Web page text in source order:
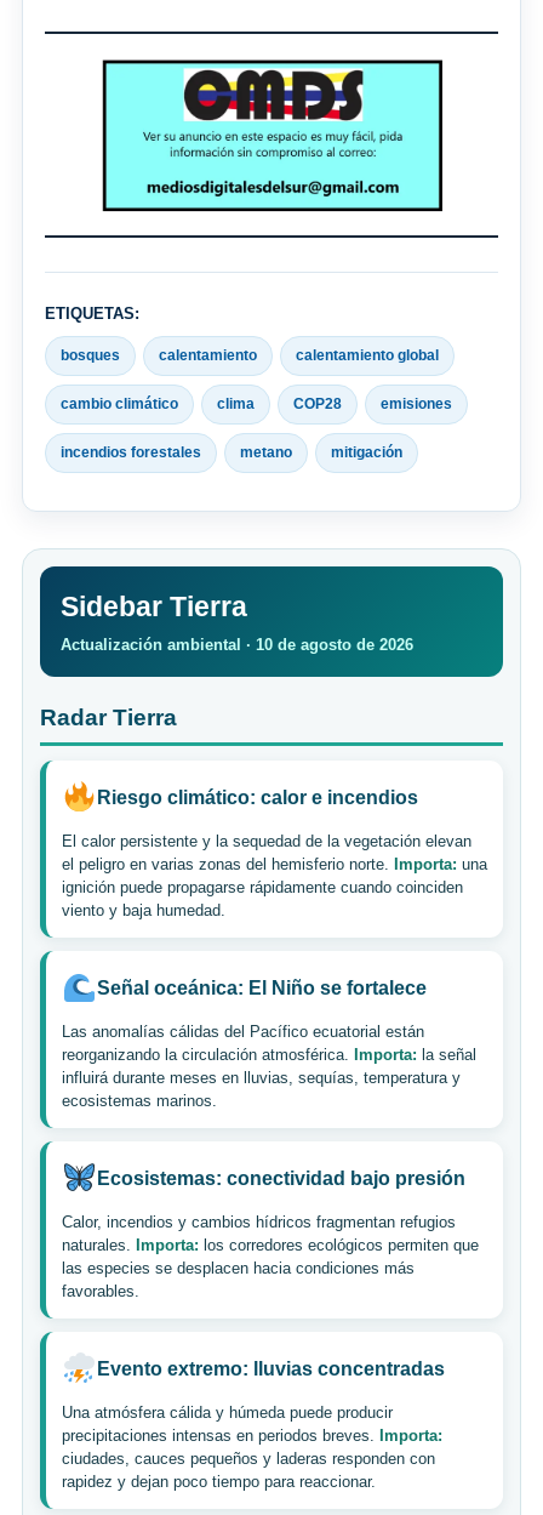
ETIQUETAS:
bosques calentamiento calentamiento global
cambio climático clima COP28 emisiones
incendios forestales metano mitigación
Sidebar Tierra
Actualización ambiental · 10 de agosto de 2026
Radar Tierra
Riesgo climático: calor e incendios
El calor persistente y la sequedad de la vegetación elevan
el peligro en varias zonas del hemisferio norte.
Importa: una
ignición puede propagarse rápidamente cuando coinciden
viento y baja humedad.
Señal oceánica: El Niño se fortalece
Las anomalías cálidas del Pacífico ecuatorial están
reorganizando la circulación atmosférica.
Importa: la señal
influirá durante meses en lluvias, sequías, temperatura y
ecosistemas marinos.
Ecosistemas: conectividad bajo presión
Calor, incendios y cambios hídricos fragmentan refugios
naturales.
Importa: los corredores ecológicos permiten que
las especies se desplacen hacia condiciones más
favorables.
Evento extremo: lluvias concentradas
Una atmósfera cálida y húmeda puede producir
precipitaciones intensas en periodos breves.
Importa:
ciudades, cauces pequeños y laderas responden con
rapidez y dejan poco tiempo para reaccionar.